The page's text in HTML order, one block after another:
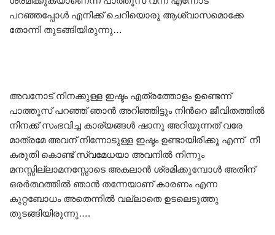
പറഞ്ഞപ്പോൾ എനിക്ക് ചെറിയൊരു ആശ്വാസമൊക്കേ
തോന്നി തുടങ്ങിയിരുന്നു…
അവനോട് നിനക്കുള്ള ഇഷ്ടം എത്രത്തോളം ഉണ്ടെന്ന്
പാത്തൂസ് പറഞ്ഞ് ഞാൻ അറിഞ്ഞിട്ടും നിൻറെ ജീവിതത്തിൽ
നിനക്ക് സംഭവിച്ച കാര്യങ്ങൾ ഷാനു അറിയുന്നത് വരേ
മാത്രമേ അവന് നിന്നോടുള്ള ഇഷ്ടം ഉണ്ടായിരിക്കൂ എന്ന് നീ
കരുതി കൊണ്ട് സ്വമേധയാ അവനിൽ നിന്നും
മനസ്സില്ലാമനസ്സോടെ അകലാൻ ശ്രമിക്കുമ്പോൾ അതിന്
ഒരർത്ഥത്തിൽ ഞാൻ തന്നേയാണ് കാരണം എന്ന
കുറ്റബോധം അതെന്നിൽ വല്ലാതെ ഉടലെടുത്തു
തുടങ്ങിയിരുന്നു….